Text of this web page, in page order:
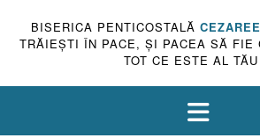
BISERICA PENTICOSTALĂ
TRĂIEŞTI ÎN PACE, ŞI PACEA SĂ FIE
TOT CE ESTE AL TĂU